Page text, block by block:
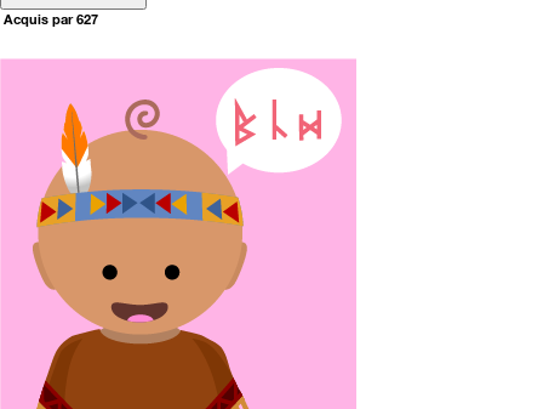
Acquis par 627